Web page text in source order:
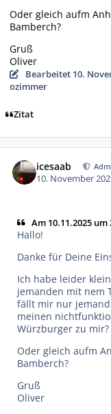
Oder gleich aufm
Bamberch?
Gruß
Oliver
Bearbeitet 10.
ozimmer
Zitat
icesaab
10. November
Am 10.11.2025
Hallo!
Danke für Deine
Ich habe leider
jemanden mit nem
fällt mir nur
meinen
Würzburger zu mir?
Oder gleich aufm
Bamberch?
Gruß
Oliver